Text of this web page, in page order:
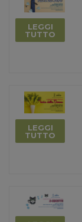
LEGGI
TUTTO
LEGGI
TUTTO